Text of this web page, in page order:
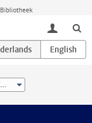
Bibliotheek
toggle
FdR faculteitsbestuur en bureau